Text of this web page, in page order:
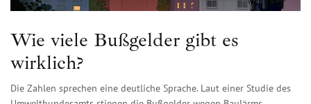
Wie viele Bußgelder gibt es
wirklich?
Die Zahlen sprechen eine deutliche Sprache. Laut einer Studie des